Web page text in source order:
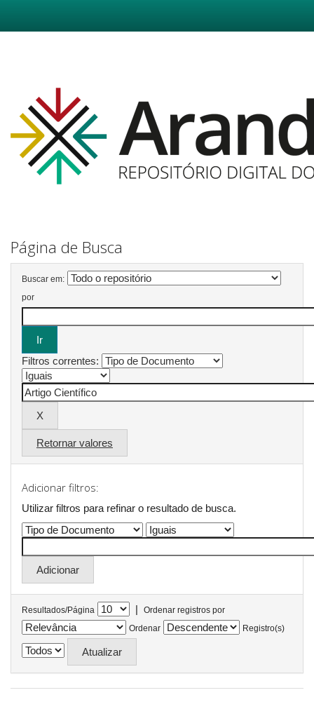
Página de Busca
Buscar em:
por
Filtros correntes:
Retornar valores
Adicionar filtros:
Utilizar filtros para refinar o resultado de busca.
Resultados/Página |
Ordenar registros por
Ordenar
Registro(s)